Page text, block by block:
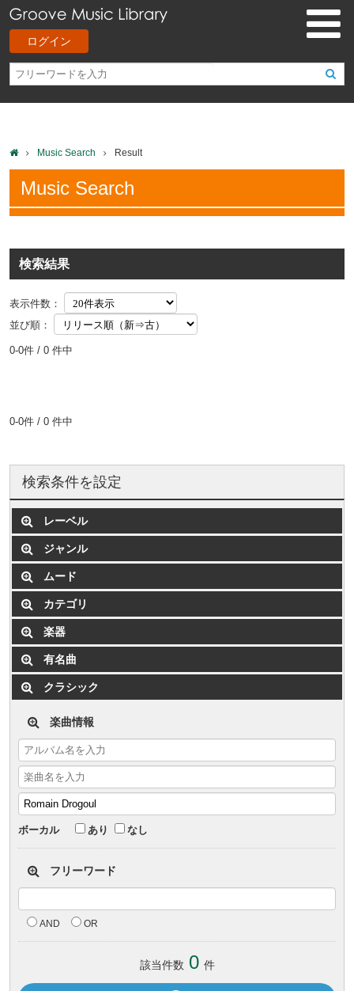
ログイン
Music Search Result
Music Search
検索結果
表示件数：
並び順：
0-0件 / 0 件中
0-0件 / 0 件中
検索条件を設定
レーベル
ジャンル
ムード
カテゴリ
楽器
有名曲
クラシック
楽曲情報
ボーカル あり なし
フリーワード
AND OR
該当件数 0 件